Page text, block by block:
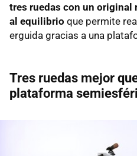
tres ruedas con un original
al equilibrio que permite
erguida gracias a una
Tres ruedas mejor
plataforma